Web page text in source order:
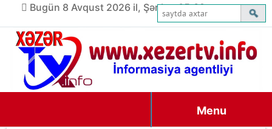
Bugün 8 Avqust 2026 il, Şənbə, 05:39
Menu